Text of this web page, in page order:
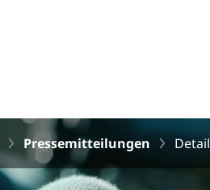
Pressemitteilungen Detail